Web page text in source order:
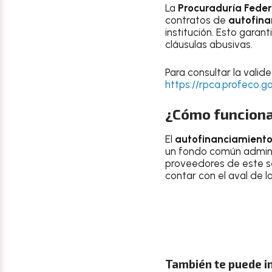
La Procuraduría
contratos de
institución. Esto
cláusulas abusivas.
Para consultar la
https://
¿Cómo
El autofinanciamiento
un fondo común
proveedores de este
contar con el aval de
También te puede